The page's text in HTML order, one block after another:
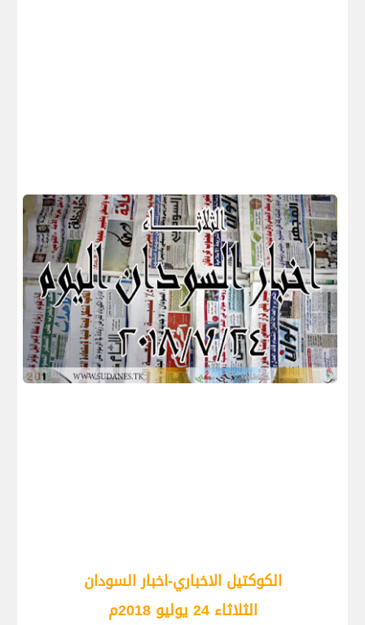
الكوكتيل الاخباري-اخبار السودان
الثلاثاء 24 يوليو 2018م